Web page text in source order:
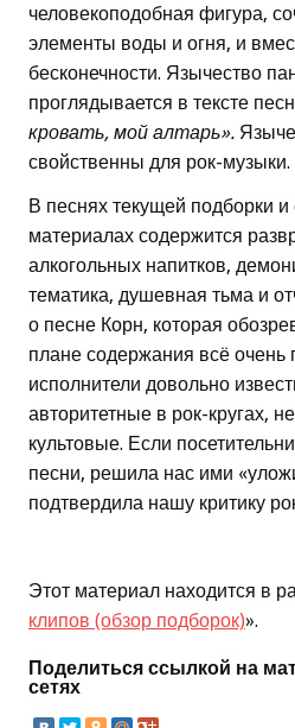
человекоподобная фигура,
элементы воды и огня, и
бесконечности. Язычество
проглядывается в тексте
кровать, мой алтарь».
свойственны для рок-музыки.
В песнях текущей подборки
материалах содержится
алкогольных напитков,
тематика, душевная тьма и
о песне Корн, которая
плане содержания всё очень
исполнители довольно
авторитетные в рок-кругах,
культовые. Если
песни, решила нас ими
подтвердила нашу критику
Этот материал находится в
клипов (обзор подборок)».
Поделиться ссылкой на
сетях